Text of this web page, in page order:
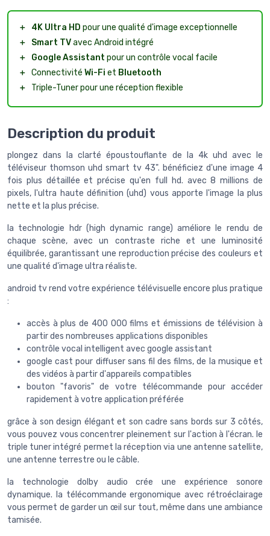
＋ 4K Ultra HD pour une qualité d'image exceptionnelle
＋
Smart TVavec Android intégré
＋
Google Assistant pour un contrôle vocal facile
＋ Connectivité Wi-Fi et Bluetooth
＋
Triple-Tuner pour une réception flexible
Description du produit
plongez dans la clarté époustouflante de la 4k uhd avec le
téléviseur thomson uhd smart tv 43". bénéficiez d'une image 4
fois plus détaillée et précise qu'en full hd. avec 8 millions de
pixels, l'ultra haute définition (uhd) vous apporte l'image la plus
nette et la plus précise.
la technologie hdr (high dynamic range) améliore le rendu de
chaque scène, avec un contraste riche et une luminosité
équilibrée, garantissant une reproduction précise des couleurs et
une qualité d'image ultra réaliste.
android tv rend votre expérience télévisuelle encore plus pratique
:
accès à plus de 400 000 films et émissions de télévision à
partir des nombreuses applications disponibles
contrôle vocal intelligent avec google assistant
google cast pour diffuser sans fil des films, de la musique et
des vidéos à partir d'appareils compatibles
bouton "favoris" de votre télécommande pour accéder
rapidement à votre application préférée
grâce à son design élégant et son cadre sans bords sur 3 côtés,
vous pouvez vous concentrer pleinement sur l'action à l'écran. le
triple tuner intégré permet la réception via une antenne satellite,
une antenne terrestre ou le câble.
la technologie dolby audio crée une expérience sonore
dynamique. la télécommande ergonomique avec rétroéclairage
vous permet de garder un œil sur tout, même dans une ambiance
tamisée.